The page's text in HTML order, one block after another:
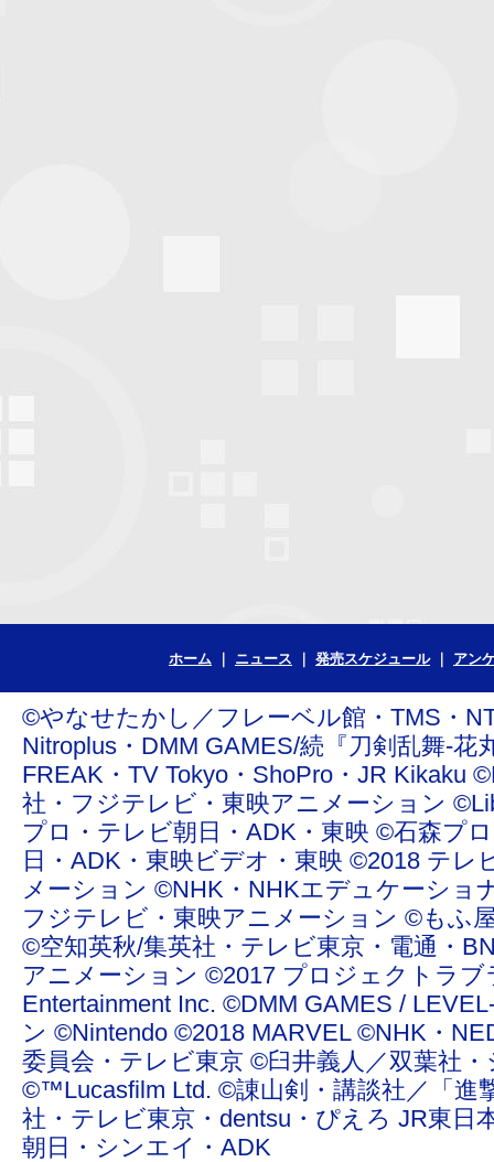
ホーム ニュース 発売スケジュール アン
©やなせたかし／フレーベル館・TMS・
Nitroplus・DMM GAMES/続『刀剣乱舞-
FREAK・TV Tokyo・ShoPro・JR
社・フジテレビ・東映アニメーション
プロ・テレビ朝日・ADK・東映 ©石森プ
日・ADK・東映ビデオ・東映 ©2018 テ
メーション ©NHK・NHKエデュケーシ
フジテレビ・東映アニメーション ©もふ
©空知英秋/集英社・テレビ東京・電通・
アニメーション ©2017 プロジェクトラ
Entertainment Inc. ©DMM GAMES /
ン ©Nintendo ©2018 MARVEL ©NHK・
委員会・テレビ東京 ©臼井義人／双葉社
©™Lucasfilm Ltd. ©諌山剣・講談社／「進
社・テレビ東京・dentsu・ぴえろ JR東
朝日・シンエイ・ADK